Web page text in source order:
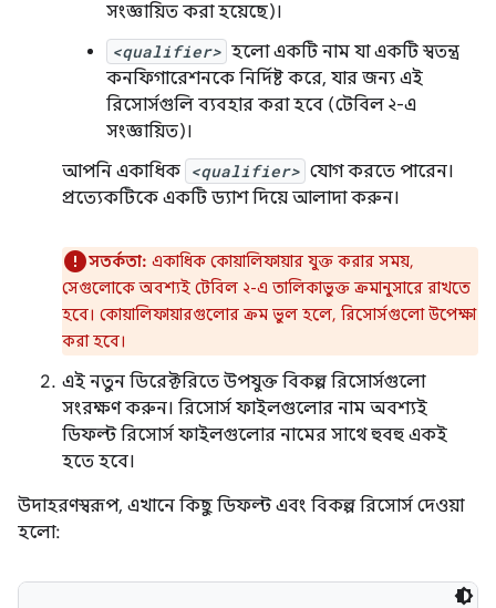
সংজ্ঞায়িত করা হয়েছে)।
<qualifier> হলো একটি নাম যা একটি স্বতন্ত্র
কনফিগারেশনকে নির্দিষ্ট করে, যার জন্য এই
রিসোর্সগুলি ব্যবহার করা হবে (টেবিল ২-এ
সংজ্ঞায়িত)।
আপনি একাধিক <qualifier> যোগ করতে পারেন।
প্রত্যেকটিকে একটি ড্যাশ দিয়ে আলাদা করুন।
সতর্কতা: একাধিক কোয়ালিফায়ার যুক্ত করার সময়,
সেগুলোকে অবশ্যই টেবিল ২-এ তালিকাভুক্ত ক্রমানুসারে রাখতে
হবে। কোয়ালিফায়ারগুলোর ক্রম ভুল হলে, রিসোর্সগুলো উপেক্ষা
করা হবে।
এই নতুন ডিরেক্টরিতে উপযুক্ত বিকল্প রিসোর্সগুলো
সংরক্ষণ করুন। রিসোর্স ফাইলগুলোর নাম অবশ্যই
ডিফল্ট রিসোর্স ফাইলগুলোর নামের সাথে হুবহু একই
হতে হবে।
উদাহরণস্বরূপ, এখানে কিছু ডিফল্ট এবং বিকল্প রিসোর্স দেওয়া
হলো: